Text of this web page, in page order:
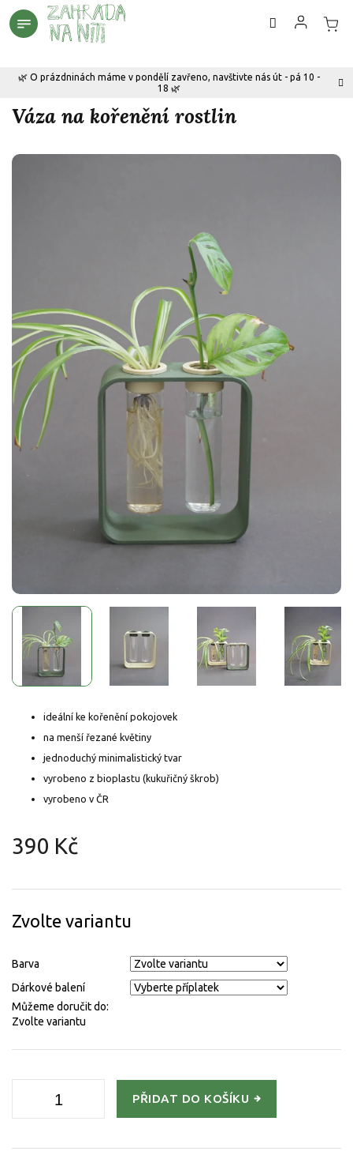
Přejít
na
🌿 O prázdninách máme v pondělí zavřeno, navštivte nás út - pá 10 -
18 🌿
Váza na kořenění rostlin
390 Kč
cena:
Zvolte variantu
Barva
Dárkové balení
Můžeme doručit do:
Zvolte variantu
PŘIDAT DO KOŠÍKU
ideální ke kořenění pokojovek
na menší řezané květiny
jednoduchý minimalistický tvar
vyrobeno z bioplastu (kukuřičný škrob)
vyrobeno v ČR